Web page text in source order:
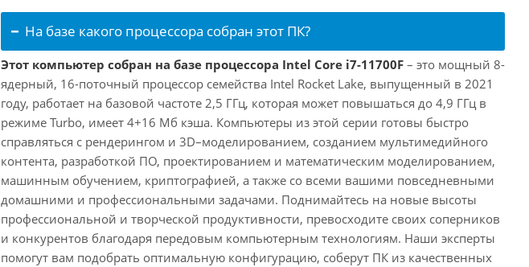
На базе какого процессора собран этот ПК?
Этот компьютер собран на базе процессора Intel Core i7-11700F – это мощный 8-
ядерный, 16-поточный процессор семейства Intel Rocket Lake, выпущенный в 2021
году, работает на базовой частоте 2,5 ГГц, которая может повышаться до 4,9 ГГц в
режиме Turbo, имеет 4+16 Мб кэша. Компьютеры из этой серии готовы быстро
справляться с рендерингом и 3D–моделированием, созданием мультимедийного
контента, разработкой ПО, проектированием и математическим моделированием,
машинным обучением, криптографией, а также со всеми вашими повседневными
домашними и профессиональными задачами. Поднимайтесь на новые высоты
профессиональной и творческой продуктивности, превосходите своих соперников
и конкурентов благодаря передовым компьютерным технологиям. Наши эксперты
помогут вам подобрать оптимальную конфигурацию, соберут ПК из качественных